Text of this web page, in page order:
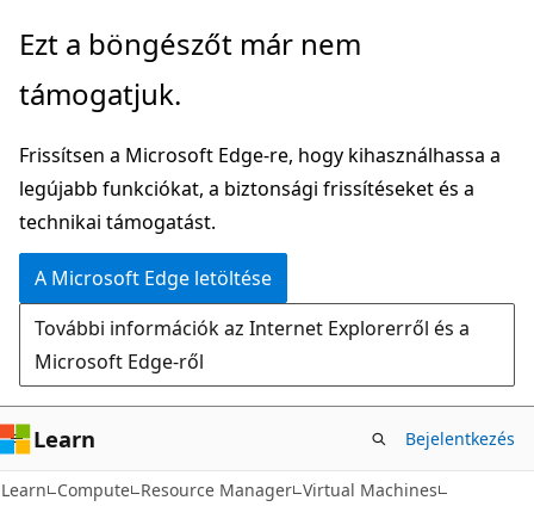
Ugrás
fő
Tovább
oldalon
navigációra
Ezt a böngészőt már nem
támogatjuk.
Frissítsen a Microsoft Edge-re, hogy kihasználhassa a
legújabb funkciókat, a biztonsági frissítéseket és a
technikai támogatást.
A Microsoft Edge letöltése
További információk az Internet Explorerről és a
Microsoft Edge-ről
Learn Bejelentkezés
Learn Compute Resource Manager Virtual Machines